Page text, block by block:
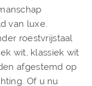
van luxe.
roestvrijstaal
wit, klassiek wit
afgestemd op
Of u nu